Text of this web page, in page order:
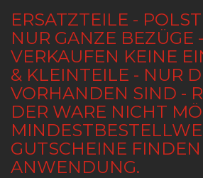
ERSATZTEILE -
NUR GANZE BEZÜGE
VERKAUFEN KEINE
& KLEINTEILE - NUR
VORHANDEN SIND -
DER WARE NICHT
GUTSCHEINE
ANWENDUNG.